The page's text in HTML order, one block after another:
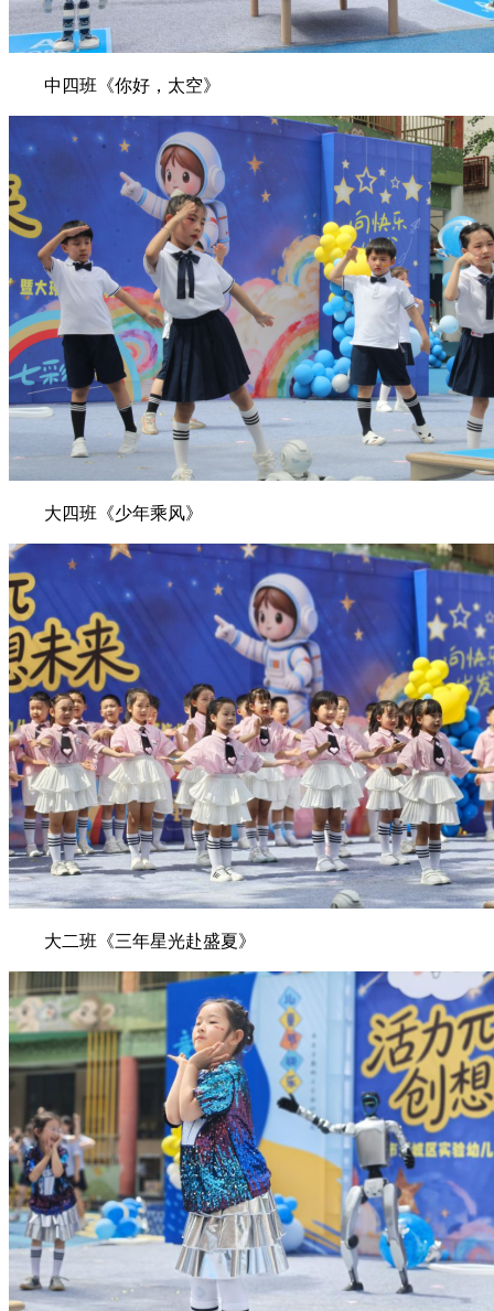
中四班《你好，太空》
大四班《少年乘风》
大二班《三年星光赴盛夏》